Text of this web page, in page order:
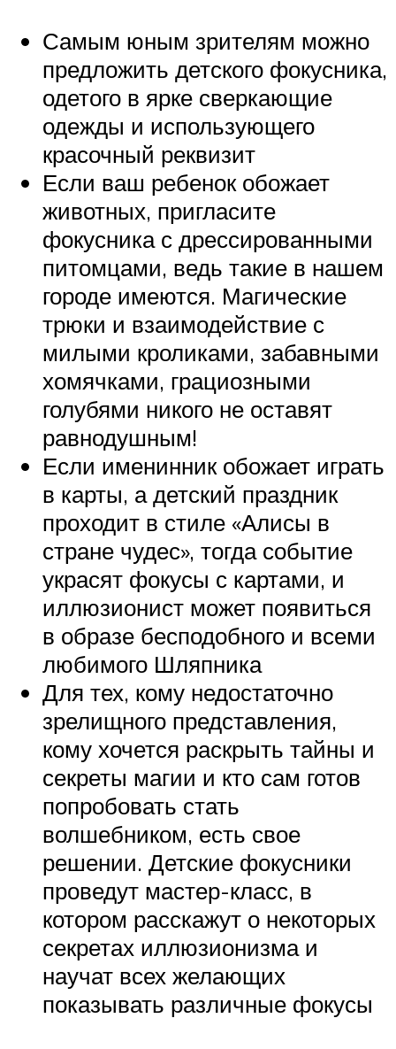
Самым юным зрителям можно
предложить детского фокусника,
одетого в ярке сверкающие
одежды и использующего
красочный реквизит
Если ваш ребенок обожает
животных, пригласите
фокусника с дрессированными
питомцами, ведь такие в нашем
городе имеются. Магические
трюки и взаимодействие с
милыми кроликами, забавными
хомячками, грациозными
голубями никого не оставят
равнодушным!
Если именинник обожает играть
в карты, а детский праздник
проходит в стиле «Алисы в
стране чудес», тогда событие
украсят фокусы с картами, и
иллюзионист может появиться
в образе бесподобного и всеми
любимого Шляпника
Для тех, кому недостаточно
зрелищного представления,
кому хочется раскрыть тайны и
секреты магии и кто сам готов
попробовать стать
волшебником, есть свое
решении. Детские фокусники
проведут мастер-класс, в
котором расскажут о некоторых
секретах иллюзионизма и
научат всех желающих
показывать различные фокусы